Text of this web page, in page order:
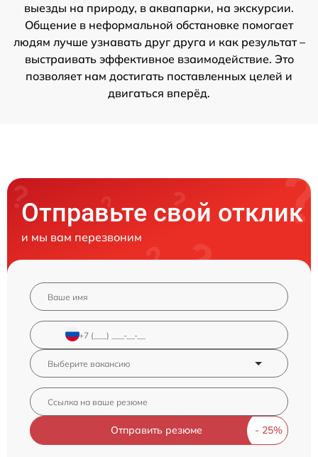
выезды на природу, в аквапарки, на экскурсии.
Общение в неформальной обстановке помогает
людям лучше узнавать друг друга и как результат –
выстраивать эффективное взаимодействие. Это
позволяет нам достигать поставленных целей и
двигаться вперёд.
Отправьте свой отклик
и мы вам перезвоним
Отправить резюме